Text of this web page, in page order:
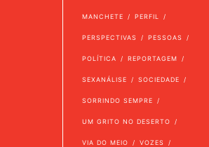
MANCHETE PERFIL
PERSPECTIVAS PESSOAS
POLÍTICA REPORTAGEM
SEXANÁLISE SOCIEDADE
SORRINDO SEMPRE
UM GRITO NO DESERTO
VIA DO MEIO VOZES